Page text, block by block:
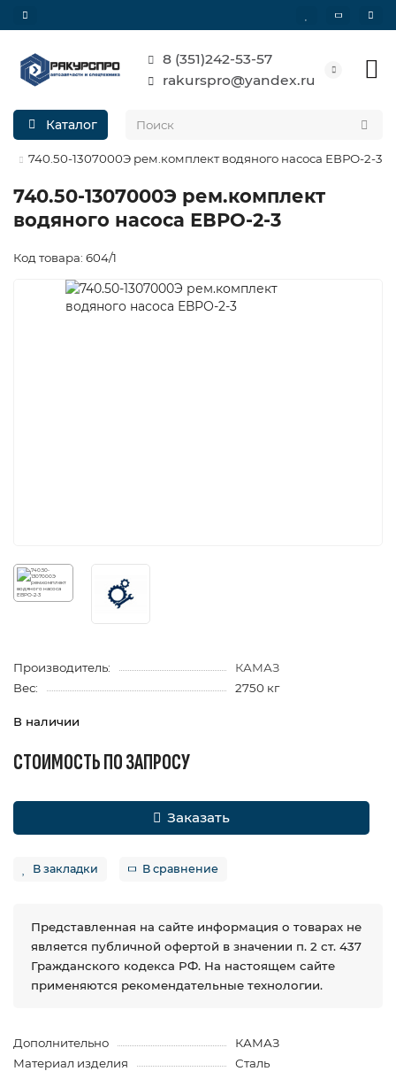
8 (351)242-53-57
rakurspro@yandex.ru
Каталог
740.50-1307000Э рем.комплект водяного насоса ЕВРО-2-3
740.50-1307000Э рем.комплект
водяного насоса ЕВРО-2-3
Код товара: 604/1
Производитель:
КАМАЗ
Вес:
2750 кг
В наличии
СТОИМОСТЬ ПО ЗАПРОСУ
Заказать
В закладки В сравнение
Представленная на сайте информация о товарах не
является публичной офертой в значении п. 2 ст. 437
Гражданского кодекса РФ. На настоящем сайте
применяются рекомендательные технологии.
Дополнительно
КАМАЗ
Материал изделия
Сталь